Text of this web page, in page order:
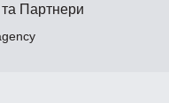
Партнери